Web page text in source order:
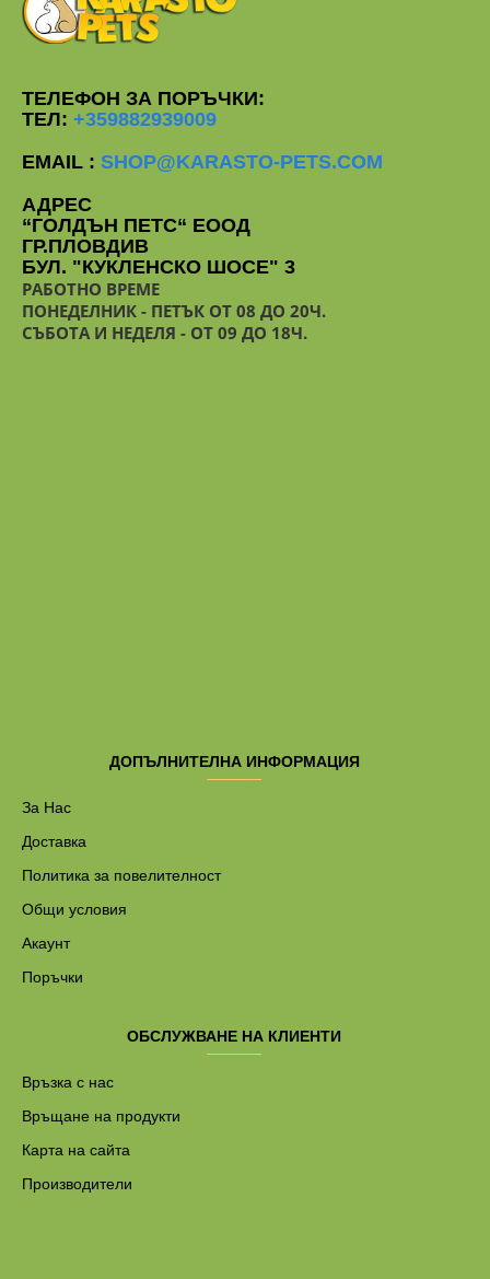
ТЕЛЕФОН ЗА ПОРЪЧКИ:
ТЕЛ: +359882939009
EMAIL : SHOP@KARASTO-PETS.COM
АДРЕС
“ГОЛДЪН ПЕТС“ ЕООД
ГР.ПЛОВДИВ
БУЛ. "КУКЛЕНСКО ШОСЕ" 3
РАБОТНО ВРЕМЕ
ПОНЕДЕЛНИК - ПЕТЪК ОТ 08 ДО 20Ч.
СЪБОТА И НЕДЕЛЯ - ОТ 09 ДО 18Ч.
ДОПЪЛНИТЕЛНА ИНФОРМАЦИЯ
За Нас
Доставка
Политика за повелителност
Общи условия
Акаунт
Поръчки
ОБСЛУЖВАНЕ НА КЛИЕНТИ
Връзка с нас
Връщане на продукти
Карта на сайта
Производители